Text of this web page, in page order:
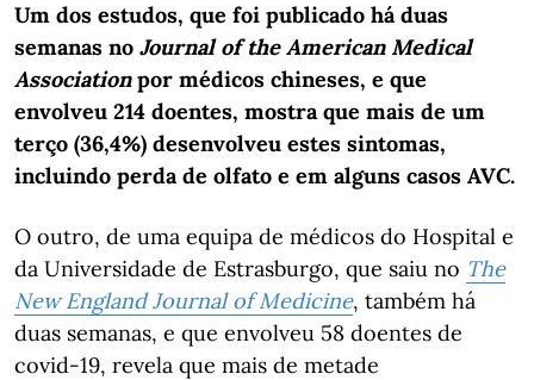
Um dos estudos, que foi publicado há duas
semanas no Journal of the American Medical
Associationpor médicos chineses, e que
envolveu 214 doentes, mostra que mais de um
terço (36,4%) desenvolveu estes sintomas,
incluindo perda de olfato e em alguns casos AVC.
O outro, de uma equipa de médicos do Hospital e
da Universidade de Estrasburgo, que saiu no The
New England Journal of Medicine, também há
duas semanas, e que envolveu 58 doentes de
covid-19, revela que mais de metade